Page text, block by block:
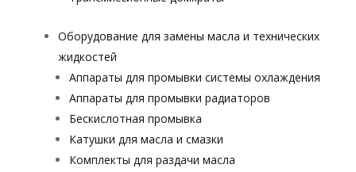
Оборудование для замены масла и технических
жидкостей
Аппараты для промывки системы охлаждения
Аппараты для промывки радиаторов
Бескислотная промывка
Катушки для масла и смазки
Комплекты для раздачи масла